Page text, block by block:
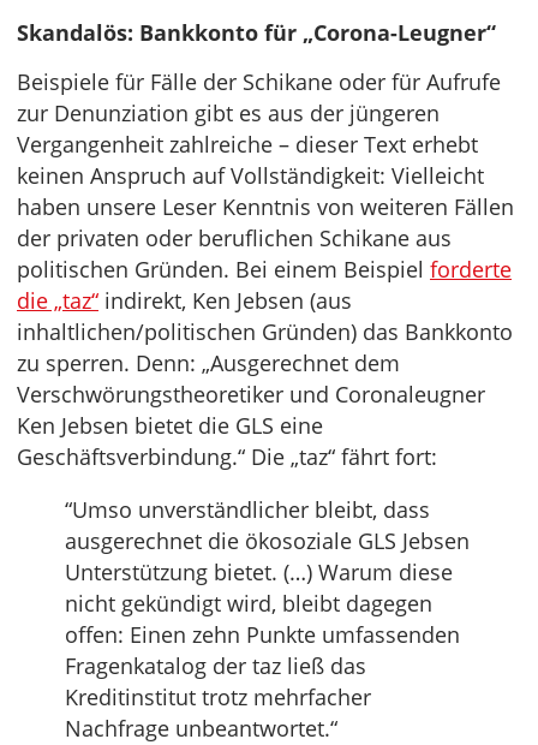
Skandalös: Bankkonto für „Corona-Leugner“
Beispiele für Fälle der Schikane oder für Aufrufe
zur Denunziation gibt es aus der jüngeren
Vergangenheit zahlreiche – dieser Text erhebt
keinen Anspruch auf Vollständigkeit: Vielleicht
haben unsere Leser Kenntnis von weiteren Fällen
der privaten oder beruflichen Schikane aus
politischen Gründen. Bei einem Beispiel forderte
die „taz“ indirekt, Ken Jebsen (aus
inhaltlichen/politischen Gründen) das Bankkonto
zu sperren. Denn: „Ausgerechnet dem
Verschwörungstheoretiker und Coronaleugner
Ken Jebsen bietet die GLS eine
Geschäftsverbindung.“ Die „taz“ fährt fort:
“Umso unverständlicher bleibt, dass
ausgerechnet die ökosoziale GLS Jebsen
Unterstützung bietet. (…) Warum diese
nicht gekündigt wird, bleibt dagegen
offen: Einen zehn Punkte umfassenden
Fragenkatalog der taz ließ das
Kreditinstitut trotz mehrfacher
Nachfrage unbeantwortet.“